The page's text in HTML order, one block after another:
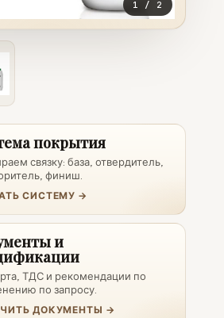
1 / 2
покрытия
связку: база, отвердитель,
финиш.
СИСТЕМУ →
и
ТДС и рекомендации по
по запросу.
ДОКУМЕНТЫ →